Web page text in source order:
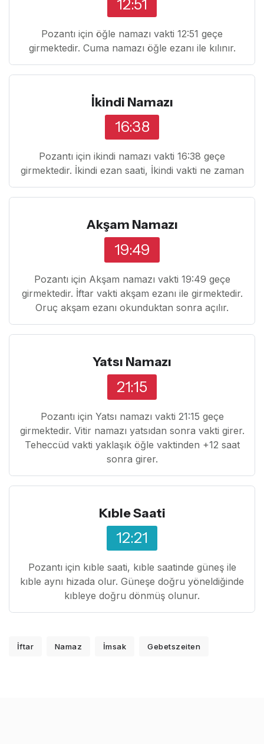
12:51
Pozantı için öğle namazı vakti 12:51 geçe
girmektedir. Cuma namazı öğle ezanı ile kılınır.
İkindi Namazı
16:38
Pozantı için ikindi namazı vakti 16:38 geçe
girmektedir. İkindi ezan saati, İkindi vakti ne zaman
Akşam Namazı
19:49
Pozantı için Akşam namazı vakti 19:49 geçe
girmektedir. İftar vakti akşam ezanı ile girmektedir.
Oruç akşam ezanı okunduktan sonra açılır.
Yatsı Namazı
21:15
Pozantı için Yatsı namazı vakti 21:15 geçe
girmektedir. Vitir namazı yatsıdan sonra vakti girer.
Teheccüd vakti yaklaşık öğle vaktinden +12 saat
sonra girer.
Kıble Saati
12:21
Pozantı için kıble saati, kıble saatinde güneş ile
kıble aynı hizada olur. Güneşe doğru yöneldiğinde
kıbleye doğru dönmüş olunur.
İftar Namaz İmsak Gebetszeiten